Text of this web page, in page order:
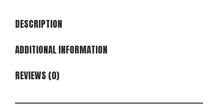
DESCRIPTION
ADDITIONAL INFORMATION
REVIEWS (0)